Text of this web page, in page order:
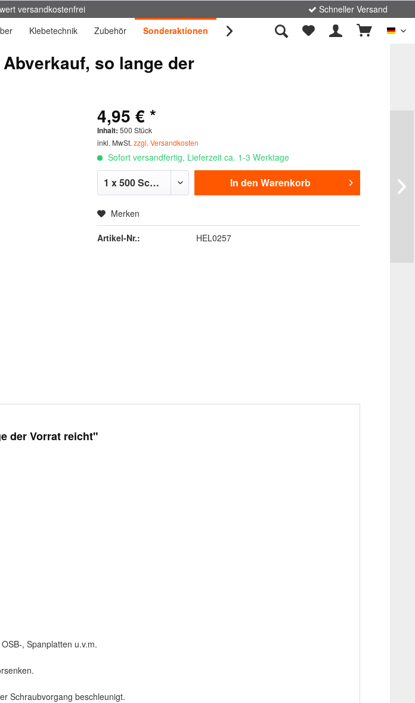
versandkostenfrei
Schneller Versand
Klebetechnik Zubehör Sonderaktionen Unternehmen Kontakt

so lange der
4,95 € *
Inhalt:500 Stück
inkl. MwSt.zzgl. Versandkosten
Sofort versandfertig, Lieferzeit ca. 1-3 Werktage
In den Warenkorb
Merken
Artikel-Nr.: HEL0257
der Vorrat reicht"
, Spanplatten u.v.m.
Schraubvorgang beschleunigt.